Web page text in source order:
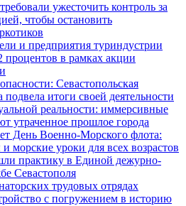
ужесточить контроль за
чтобы остановить
и предприятия туриндустрии
в рамках акции
Севастопольская
подвела итоги своей деятельности
реальности: иммерсивные
утраченное прошлое города
День Военно-Морского флота:
морские уроки для всех возрастов
практику в Единой дежурно-
Севастополя
трудовых отрядах
с погружением в историю